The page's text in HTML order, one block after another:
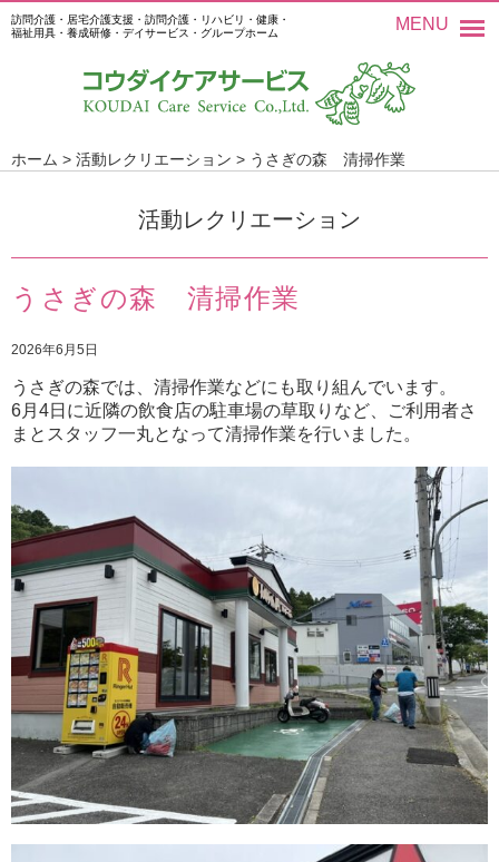
訪問介護・居宅介護支援・訪問介護・リハビリ・健康・
福祉用具・養成研修・デイサービス・グループホーム
MENU
ホーム > 活動レクリエーション > うさぎの森 清掃作業
活動レクリエーション
うさぎの森 清掃作業
2026年6月5日
うさぎの森では、清掃作業などにも取り組んでいます。
6月4日に近隣の飲食店の駐車場の草取りなど、ご利用者さ
まとスタッフ一丸となって清掃作業を行いました。